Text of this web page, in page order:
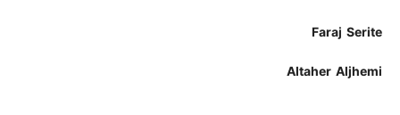
Faraj Serite
Altaher Aljhemi